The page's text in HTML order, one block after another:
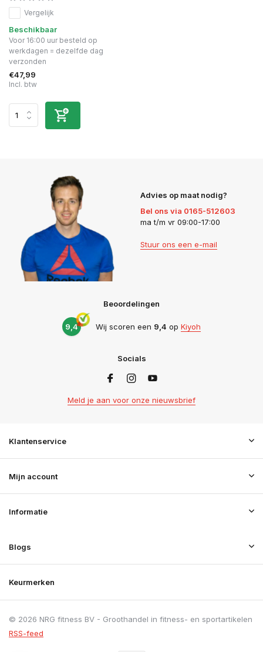
Vergelijk
Beschikbaar
Voor 16:00 uur besteld op
werkdagen = dezelfde dag
verzonden
€47,99
Incl. btw
Advies op maat nodig?
Bel ons via 0165-512603
ma t/m vr 09:00-17:00
Stuur ons een e-mail
Beoordelingen
9,4 Wij scoren een 9,4 op Kiyoh
Socials
Meld je aan voor onze nieuwsbrief
Klantenservice
Mijn account
Informatie
Blogs
Keurmerken
© 2026 NRG fitness BV - Groothandel in fitness- en sportartikelen
RSS-feed